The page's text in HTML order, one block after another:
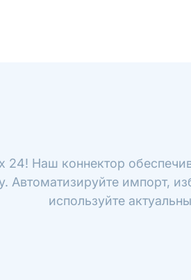
24! Наш коннектор
Автоматизируйте импорт,
используйте